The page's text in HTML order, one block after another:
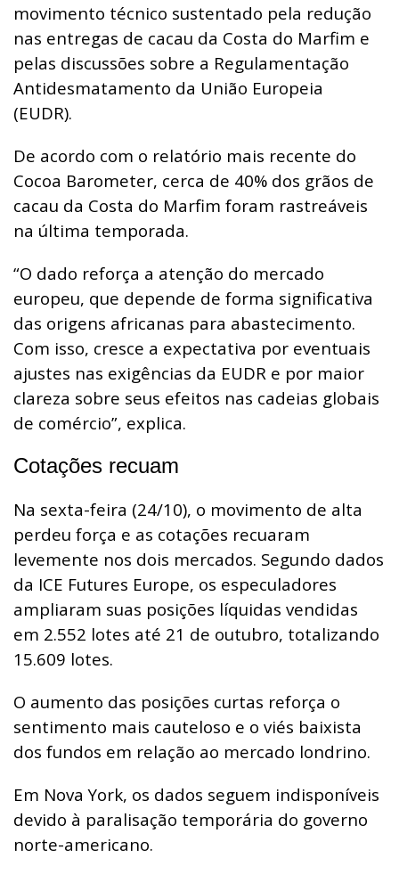
movimento técnico sustentado pela redução
nas entregas de cacau da Costa do Marfim e
pelas discussões sobre a Regulamentação
Antidesmatamento da União Europeia
(EUDR).
De acordo com o relatório mais recente do
Cocoa Barometer, cerca de 40% dos grãos de
cacau da Costa do Marfim foram rastreáveis
na última temporada.
“O dado reforça a atenção do mercado
europeu, que depende de forma significativa
das origens africanas para abastecimento.
Com isso, cresce a expectativa por eventuais
ajustes nas exigências da EUDR e por maior
clareza sobre seus efeitos nas cadeias globais
de comércio”, explica.
Cotações recuam
Na sexta-feira (24/10), o movimento de alta
perdeu força e as cotações recuaram
levemente nos dois mercados. Segundo dados
da ICE Futures Europe, os especuladores
ampliaram suas posições líquidas vendidas
em 2.552 lotes até 21 de outubro, totalizando
15.609 lotes.
O aumento das posições curtas reforça o
sentimento mais cauteloso e o viés baixista
dos fundos em relação ao mercado londrino.
Em Nova York, os dados seguem indisponíveis
devido à paralisação temporária do governo
norte-americano.